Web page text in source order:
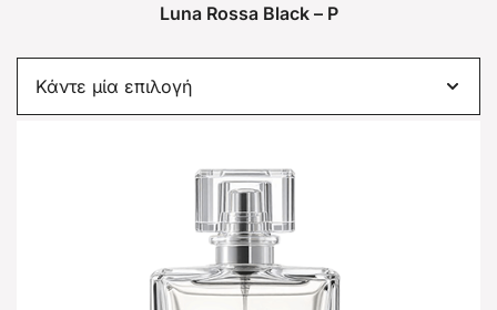
Luna Rossa Black – P